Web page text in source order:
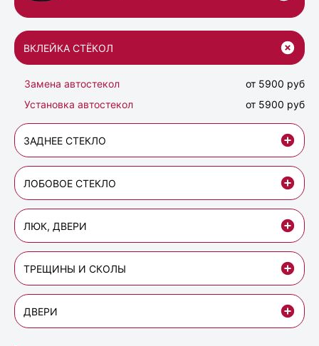
ВКЛЕЙКА СТЁКОЛ
Замена автостекол
от 5900 руб
Установка автостекол
от 5900 руб
ЗАДНЕЕ СТЕКЛО
ЛОБОВОЕ СТЕКЛО
ЛЮК, ДВЕРИ
ТРЕЩИНЫ И СКОЛЫ
ДВЕРИ